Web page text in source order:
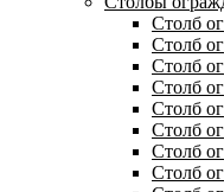
Столб
Столб
Столб
Столб
Столб
Столб
Столб
Столб